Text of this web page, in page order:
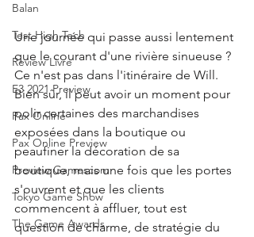
Balan
Test High Tech
Review Livre
E3 2021 Preview
Pax Online
Pax Online Preview
Preview Gamescom
Tokyo Game Show
The Game Awards
Une journée qui passe aussi lentement
que le courant d'une rivière sinueuse ?
Ce n'est pas dans l'itinéraire de Will.
Bien sûr, il peut avoir un moment pour
polir certaines des marchandises
exposées dans la boutique ou
peaufiner la décoration de sa
boutique, mais une fois que les portes
s'ouvrent et que les clients
commencent à affluer, tout est
question de charme, de stratégie du